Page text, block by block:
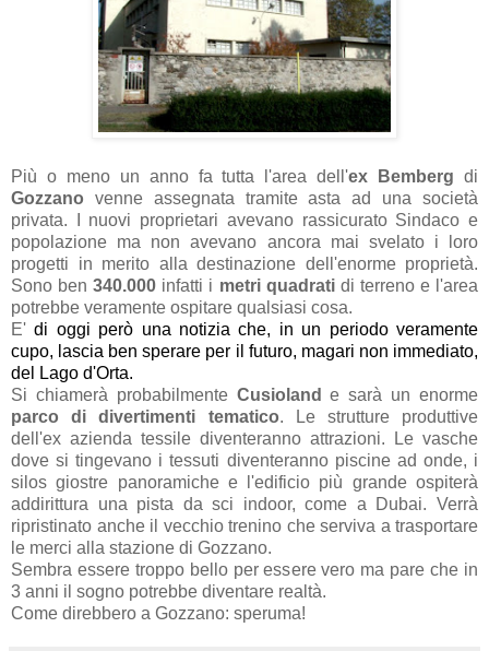
Più o meno un anno fa tutta l'area dell'ex Bembergdi
Gozzano venne assegnata tramite asta ad una società
privata. I nuovi proprietari avevano rassicurato Sindaco e
popolazione ma non avevano ancora mai svelato i loro
progetti in merito alla destinazione dell'enorme proprietà.
Sono ben340.000 infatti i metri quadrati di terreno e l'area
potrebbe veramente ospitare qualsiasi cosa.
E' di oggi però una notizia che, in un periodo veramente
cupo, lascia ben sperare per il futuro, magari non immediato,
del Lago d'Orta.
Si chiamerà probabilmente Cusiolande sarà un enorme
parco di divertimenti tematico. Le strutture produttive
dell'ex azienda tessile diventeranno attrazioni. Le vasche
dove si tingevano i tessuti diventeranno piscine ad onde, i
silos giostre panoramiche e l'edificio più grande ospiterà
addirittura una pista da sci indoor, come a Dubai. Verrà
ripristinato anche il vecchio trenino che serviva a trasportare
le merci alla stazione di Gozzano.
Sembra essere troppo bello per essere vero ma pare che in
3 anni il sogno potrebbe diventare realtà.
Come direbbero a Gozzano: speruma!